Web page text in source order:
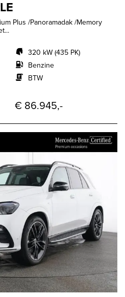
Plus /Panoramadak /Memory
320 kW (435 PK)
Benzine
BTW
€ 86.945,-